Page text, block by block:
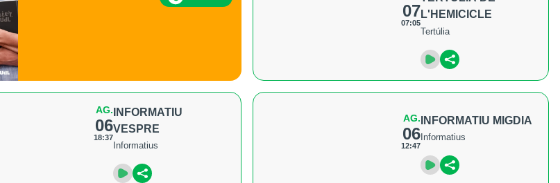
07
07:05
L'HEMICICLE
Tertúlia
AG.
06
18:37
INFORMATIU
VESPRE
Informatius
AG.
06
12:47
INFORMATIU MIGDIA
Informatius